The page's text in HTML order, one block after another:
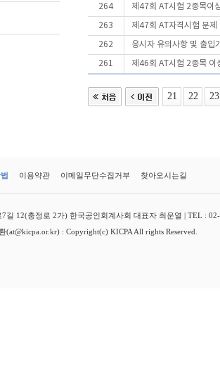
264 제47회 AT시험 2종목이
263 제47회 AT자격시험 문
262 응시자 유의사항 및 출입
261 제46회 AT시험 2종목 이
21 22 23
이용약관 이메일무단수집거부 찾아오시는길
길 12(충정로 2가) 한국공인회계사회 대표자 최운열 | TEL :
(at@kicpa.or.kr) : Copyright(c) KICPA All rights Reserved.